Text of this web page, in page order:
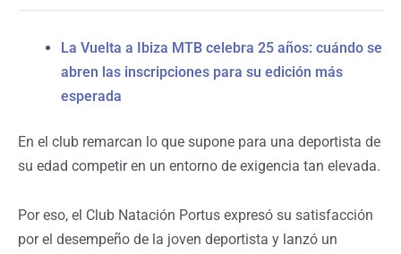
La Vuelta a Ibiza MTB celebra 25 años: cuándo se
abren las inscripciones para su edición más
esperada
En el club remarcan lo que supone para una deportista de
su edad competir en un entorno de exigencia tan elevada.
Por eso, el Club Natación Portus expresó su satisfacción
por el desempeño de la joven deportista y lanzó un